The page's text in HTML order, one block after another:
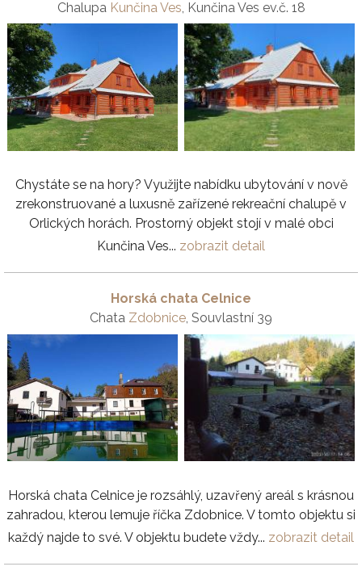
Chalupa Kunčina Ves, Kunčina Ves ev.č. 18
Chystáte se na hory? Využijte nabídku ubytování v nově
zrekonstruované a luxusně zařízené rekreační chalupě v
Orlických horách. Prostorný objekt stojí v malé obci
Kunčina Ves... zobrazit detail
Horská chata Celnice
Chata Zdobnice, Souvlastní 39
Horská chata Celnice je rozsáhlý, uzavřený areál s krásnou
zahradou, kterou lemuje říčka Zdobnice. V tomto objektu si
každý najde to své. V objektu budete vždy... zobrazit detail